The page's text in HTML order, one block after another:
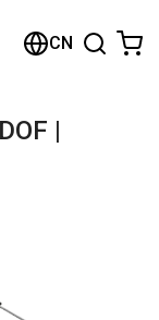
CN
|